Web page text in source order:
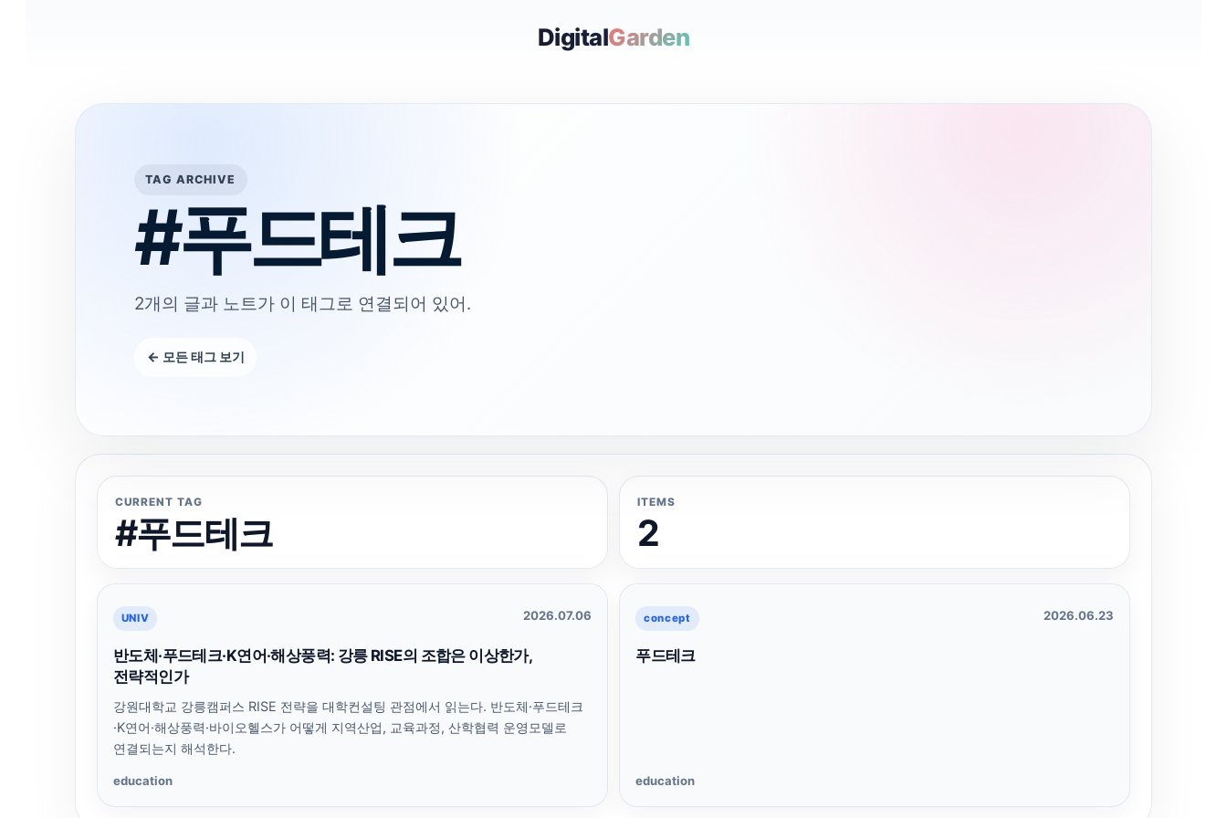
DigitalGarden
TAG ARCHIVE
#푸드테크
2개의 글과 노트가 이 태그로 연결되어 있어.
← 모든 태그 보기
CURRENT TAG
#푸드테크
ITEMS
2
UNIV 2026.07.06
반도체·푸드테크·K연어·해상풍력: 강릉 RISE의 조합은 이상한가,
전략적인가
강원대학교 강릉캠퍼스 RISE 전략을 대학컨설팅 관점에서 읽는다. 반도체·푸드테크
·K연어·해상풍력·바이오헬스가 어떻게 지역산업, 교육과정, 산학협력 운영모델로
연결되는지 해석한다.
education
concept 2026.06.23
푸드테크
education